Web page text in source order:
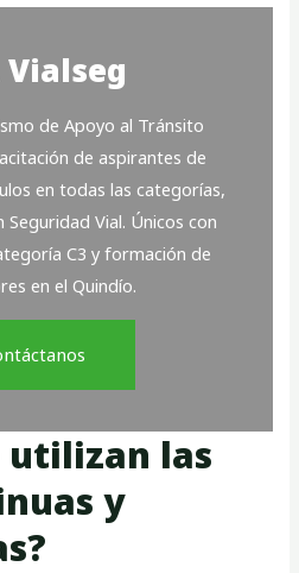
Vialseg
de Apoyo al Tránsito
de aspirantes de
en todas las categorías,
Vial. Únicos con
C3 y formación de
en el Quindío.
utilizan las
y